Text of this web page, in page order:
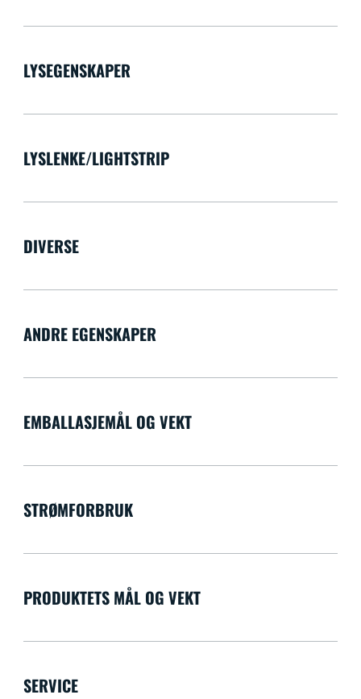
LYSEGENSKAPER
LYSLENKE/LIGHTSTRIP
DIVERSE
ANDRE EGENSKAPER
EMBALLASJEMÅL OG VEKT
STRØMFORBRUK
PRODUKTETS MÅL OG VEKT
SERVICE